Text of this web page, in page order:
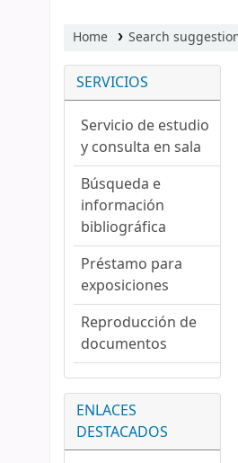
Home Search
SERVICIOS
Servicio de estudio
y consulta en sala
Búsqueda e
información
bibliográfica
Préstamo para
exposiciones
Reproducción de
documentos
ENLACES
DESTACADOS